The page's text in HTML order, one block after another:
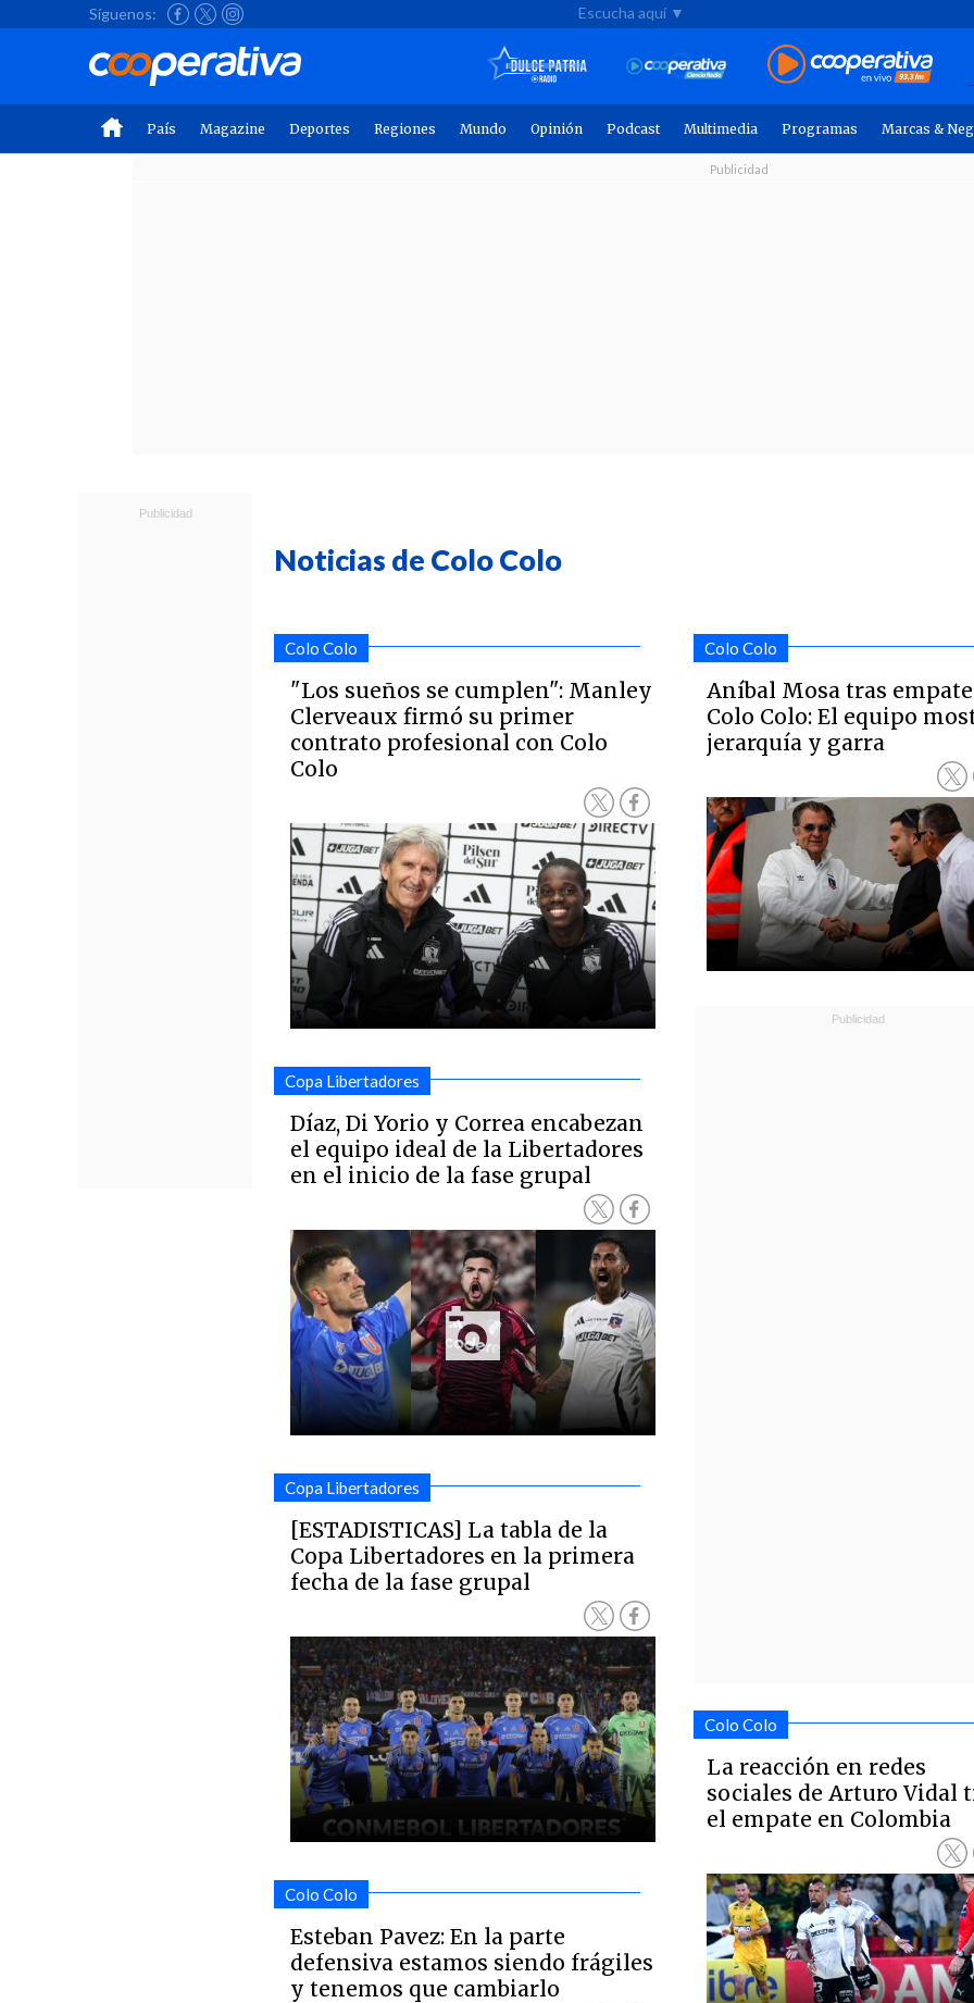
Síguenos: Escucha aquí ▼
País Magazine Deportes Regiones Mundo Opinión Podcast Multimedia Programas Marcas &
Noticias de Colo Colo
Colo Colo
"Los sueños se cumplen": Manley
Clerveaux firmó su primer
contrato profesional con Colo
Colo
Copa Libertadores
Díaz, Di Yorio y Correa encabezan
el equipo ideal de la Libertadores
en el inicio de la fase grupal
Copa Libertadores
[ESTADISTICAS] La tabla de la
Copa Libertadores en la primera
fecha de la fase grupal
Colo Colo
Esteban Pavez: En la parte
defensiva estamos siendo frágiles
y tenemos que cambiarlo
Colo Colo
Aníbal Mosa tras
Colo Colo: El equipo
jerarquía y garra
Colo Colo
La reacción en redes
sociales de Arturo Vidal
el empate en Colombia